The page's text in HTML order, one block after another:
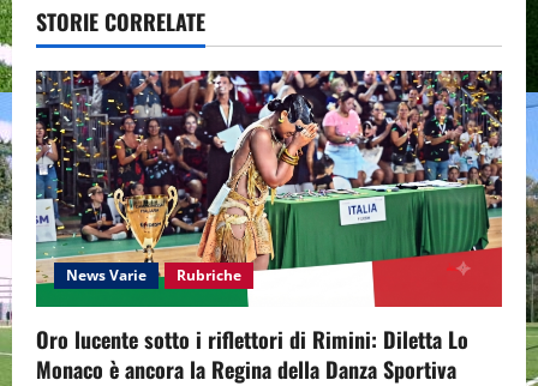
v
i
g
a
t
i
o
STORIE CORRELATE
News Varie Rubriche
Oro lucente sotto i riflettori di Rimini: Diletta Lo
Monaco è ancora la Regina della Danza Sportiva